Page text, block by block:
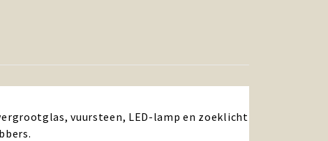
vuursteen, LED-lamp en zoeklicht